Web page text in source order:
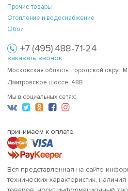
Прочие товары
Отопление и водоснабжение
Обои
+7 (495) 488-71-24
заказать звонок
Московская область, городской округ
Дмитровское шоссе, 48В
Мы в социальных сетях:
принимаем к оплате
Вся представленная на сайте
технических характеристик,